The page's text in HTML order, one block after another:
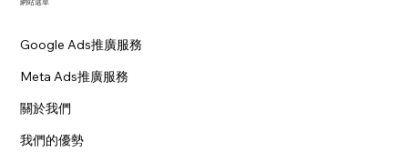
網站選單
Google Ads推廣服務
Meta Ads推廣服務
關於我們
我們的優勢